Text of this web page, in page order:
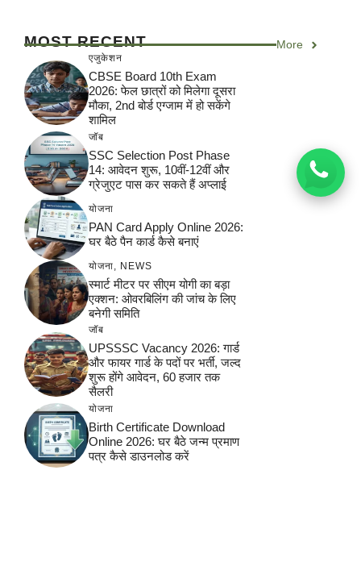
MOST RECENT More
एजुकेशन
CBSE Board 10th Exam
2026: फेल छात्रों को मिलेगा दूसरा
मौका, 2nd बोर्ड एग्जाम में हो सकेंगे
शामिल
जॉब
SSC Selection Post Phase
14: आवेदन शुरू, 10वीं-12वीं और
ग्रेजुएट पास कर सकते हैं अप्लाई
योजना
PAN Card Apply Online 2026:
घर बैठे पैन कार्ड कैसे बनाएं
योजना NEWS
स्मार्ट मीटर पर सीएम योगी का बड़ा
एक्शन: ओवरबिलिंग की जांच के लिए
बनेगी समिति
जॉब
UPSSSC Vacancy 2026: गार्ड
और फायर गार्ड के पदों पर भर्ती, जल्द
शुरू होंगे आवेदन, 60 हजार तक
सैलरी
योजना
Birth Certificate Download
Online 2026: घर बैठे जन्म प्रमाण
पत्र कैसे डाउनलोड करें